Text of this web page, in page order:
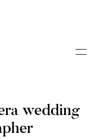
wedding